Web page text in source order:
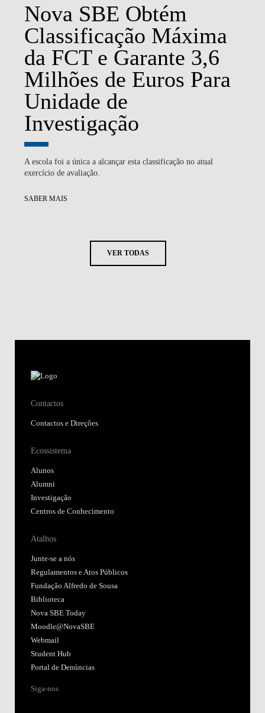
Nova SBE Obtém
Classificação Máxima
da FCT e Garante 3,6
Milhões de Euros Para
Unidade de
Investigação
A escola foi a única a alcançar esta classificação no atual
exercício de avaliação.
SABER MAIS
VER TODAS
Contactos
Contactos e Direções
Ecossistema
Alunos
Alumni
Investigação
Centros de Conhecimento
Atalhos
Junte-se a nós
Regulamentos e Atos Públicos
Fundação Alfredo de Sousa
Biblioteca
Nova SBE Today
Moodle@NovaSBE
Webmail
Student Hub
Portal de Denúncias
Siga-nos